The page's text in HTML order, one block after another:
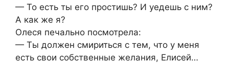
— То есть ты его простишь? И уедешь с ним?
А как же я?
Олеся печально посмотрела:
— Ты должен смириться с тем, что у меня
есть свои собственные желания, Елисей…